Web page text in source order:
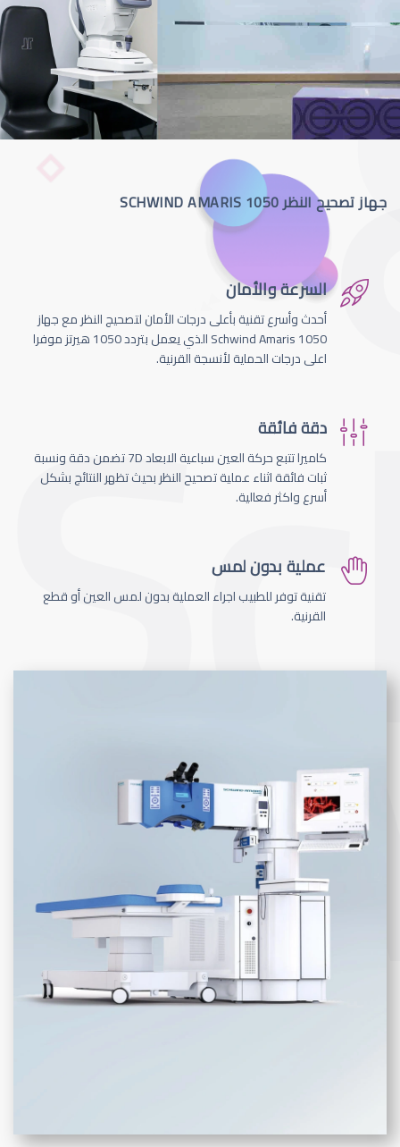
جهاز تصحيح النظر SCHWIND AMARIS 1050
السرعة والأمان
أحدث وأسرع تقنية بأعلى درجات الأمان لتصحيج النظر مع جهاز
Schwind Amaris 1050 الذي يعمل بتردد 1050 هيرتز موفرا
اعلى درجات الحماية لأنسجة القرنية.
دقة فائقة
كاميرا تتبع حركة العين سباعية الابعاد 7D تضمن دقة ونسبة
ثبات فائقة اثناء عملية تصحيح النظر بحيث تظهر النتائج بشكل
أسرع واكثر فعالية.
عملية بدون لمس
تقنية توفر للطبيب اجراء العملية بدون لمس العين أو قطع
القرنية.